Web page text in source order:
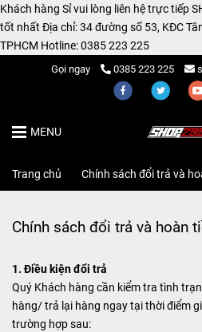
Gọi ngay 0385 223 225
MENU
Trang chủ Chính sách đổi trả và
Chính sách đổi trả và hoàn
1. Điều kiện đổi trả
Quý Khách hàng cần kiểm tra tình
hàng/ trả lại hàng ngay tại thời điểm
trường hợp sau:
Khách hàng Sỉ vui lòng liên hệ trực tiếp
tốt nhất Địa chỉ: 34 đường số 53, KĐC
TPHCM Hotline: 0385 223 225